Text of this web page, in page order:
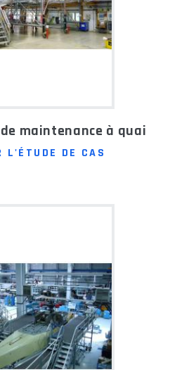
maintenance à quai
L'ÉTUDE DE CAS